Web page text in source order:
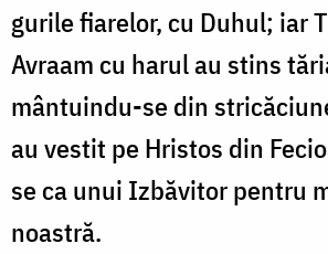
gurile fiarelor, cu Duhul; iar
Avraam cu harul au stins
mântuindu-se din
au vestit pe Hristos din
se ca unui Izbăvitor pentru
noastră.